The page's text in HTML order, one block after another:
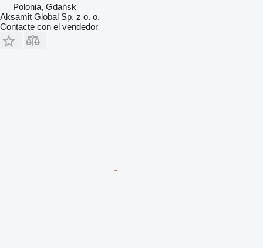
Polonia, Gdańsk
Aksamit Global Sp. z o. o.
Contacte con el vendedor